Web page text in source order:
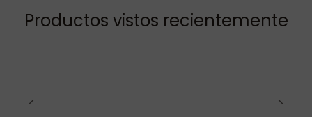
Productos vistos recientemente